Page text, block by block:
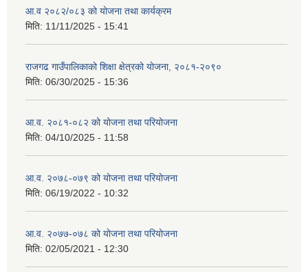
आ.व २०८२/०८३ को योजना तथा कार्यक्रम
मिति: 11/11/2025 - 15:41
राजगढ गाउँपालिकाको शिक्षा क्षेत्रको योजना, २०८१-२०९०
मिति: 06/30/2025 - 15:36
आ.व. २०८१-०८२ को योजना तथा परियोजना
मिति: 04/10/2025 - 11:58
आ.व. २०७८-०७९ को योजना तथा परियोजना
मिति: 06/19/2022 - 10:32
आ.व. २०७७-०७८ को योजना तथा परियोजना
मिति: 02/05/2021 - 12:30